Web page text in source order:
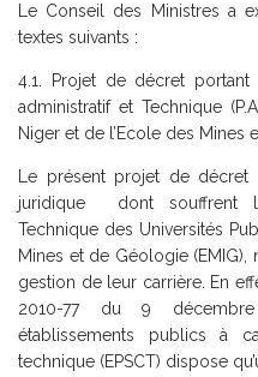
Le Conseil des Ministres a
textes suivants :
4.1. Projet de décret portant
administratif et Technique
Niger et de l’Ecole des Mines
Le présent projet de
juridique dont souffrent
Technique des Universités
Mines et de Géologie
gestion de leur carrière. En
2010-77 du 9
établissements publics à
technique (EPSCT) dispose